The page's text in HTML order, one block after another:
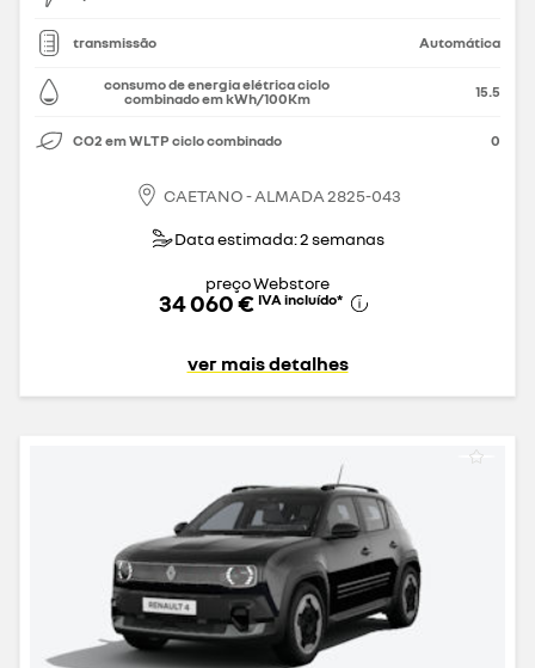
transmissão Automática
consumo de energia elétrica ciclo
combinado em kWh/100Km
15.5
CO2 em WLTP ciclo combinado 0
CAETANO - ALMADA 2825-043
Data estimada: 2 semanas
preço Webstore
34 060 € IVA incluído*
ver mais detalhes